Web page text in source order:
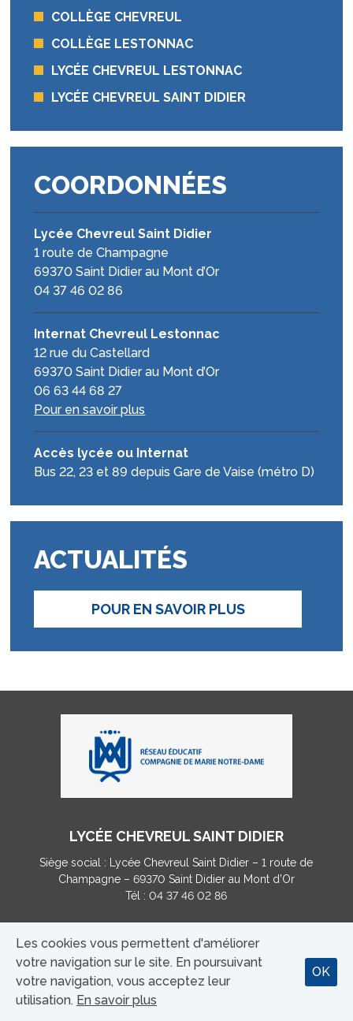
COLLÈGE CHEVREUL
COLLÈGE LESTONNAC
LYCÉE CHEVREUL LESTONNAC
LYCÉE CHEVREUL SAINT DIDIER
COORDONNÉES
Lycée Chevreul Saint Didier
1 route de Champagne
69370 Saint Didier au Mont d’Or
04 37 46 02 86
Internat Chevreul Lestonnac
12 rue du Castellard
69370 Saint Didier au Mont d’Or
06 63 44 68 27
Pour en savoir plus
Accès lycée ou Internat
Bus 22, 23 et 89 depuis Gare de Vaise (métro D)
ACTUALITÉS
POUR EN SAVOIR PLUS
LYCÉE CHEVREUL SAINT DIDIER
Siège social : Lycée Chevreul Saint Didier – 1 route de
Champagne – 69370 Saint Didier au Mont d’Or
Tél : 04 37 46 02 86
MENTIONS LÉGALES | CONTACT
TAXE D’APPRENTISSAGE (...)
Les cookies vous permettent d'améliorer
votre navigation sur le site. En poursuivant
votre navigation, vous acceptez leur
utilisation. En savoir plus
OK